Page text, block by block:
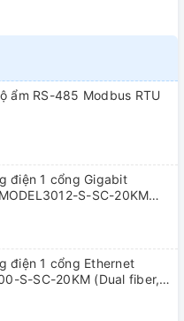
ẩm RS-485 Modbus RTU
điện 1 cổng Gigabit
S-SC-20KM
điện 1 cổng Ethernet
S-SC-20KM (Dual fiber,